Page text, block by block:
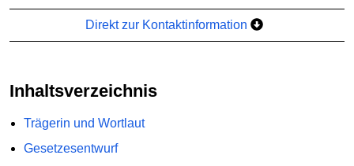
Direkt zur Kontaktinformation
Inhaltsverzeichnis
Trägerin und Wortlaut
Gesetzesentwurf